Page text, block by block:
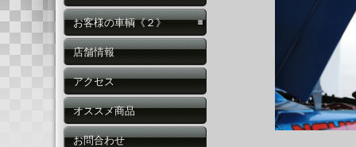
お客様の車輌《２》
店舗情報
アクセス
オススメ商品
お問合わせ